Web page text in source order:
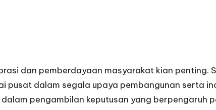
dan pemberdayaan masyarakat kian penting.
dalam segala upaya pembangunan serta
pengambilan keputusan yang berpengaruh